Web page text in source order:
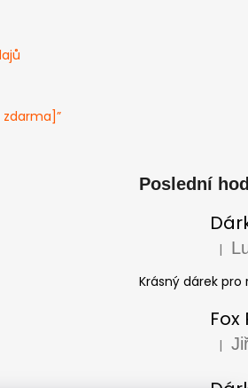
zdarma]”
Poslední
|
Krásný dárek pro
|